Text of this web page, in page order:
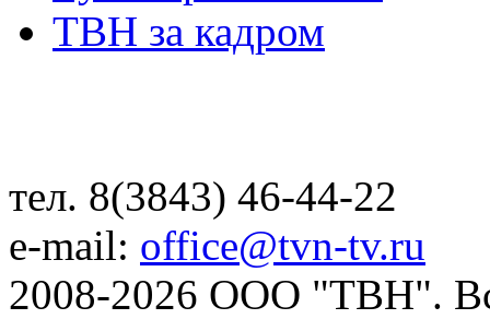
ТВН за кадром
тел. 8(3843) 46-44-22
e-mail: office@tvn-tv.ru
2008-2026 ООО "ТВН".